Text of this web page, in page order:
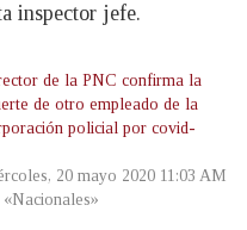
inspector jefe.
de la PNC confirma la
de otro empleado de la
policial por covid-
20 mayo 2020 11:03 AM
«Nacionales»